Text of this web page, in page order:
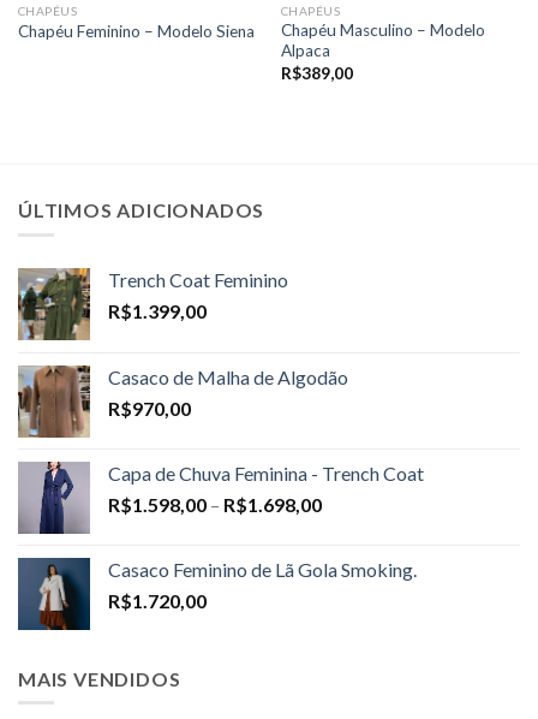
CHAPÉUS
Chapéu Feminino – Modelo Siena
CHAPÉUS
Chapéu Masculino – Modelo
Alpaca
R$389,00
ÚLTIMOS ADICIONADOS
Trench Coat Feminino
R$1.399,00
Casaco de Malha de Algodão
R$970,00
Capa de Chuva Feminina - Trench Coat
R$1.598,00 – R$1.698,00Price
through
Casaco Feminino de Lã Gola Smoking.
R$1.720,00
MAIS VENDIDOS